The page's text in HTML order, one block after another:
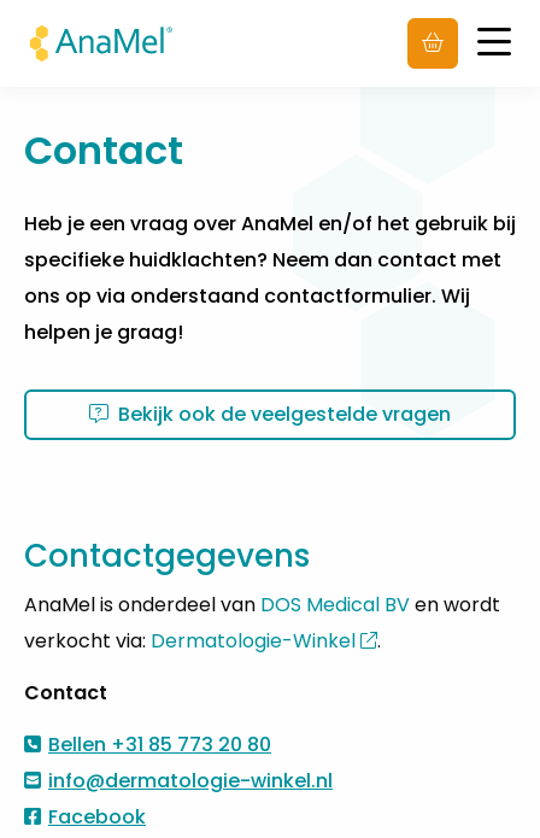
Contact
Heb je een vraag over AnaMel en/of het gebruik bij
specifieke huidklachten? Neem dan contact met
ons op via onderstaand contactformulier. Wij
helpen je graag!
Bekijk ook de veelgestelde vragen
Contactgegevens
AnaMel is onderdeel van DOS Medical BVen wordt
verkocht via: Dermatologie-Winkel
.
Contact
Bellen +31 85 773 20 80
info@dermatologie-winkel.nl
Facebook